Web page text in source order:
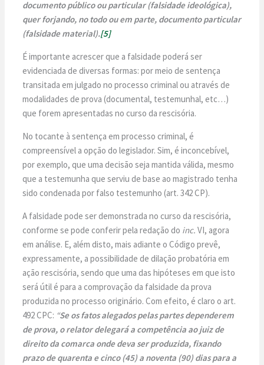
documento público ou particular (falsidade ideológica),
quer forjando, no todo ou em parte, documento particular
(falsidade material).[5]
É importante acrescer que a falsidade poderá ser
evidenciada de diversas formas: por meio de sentença
transitada em julgado no processo criminal ou através de
modalidades de prova (documental, testemunhal, etc…)
que forem apresentadas no curso da rescisória.
No tocante à sentença em processo criminal, é
compreensível a opção do legislador. Sim, é inconcebível,
por exemplo, que uma decisão seja mantida válida, mesmo
que a testemunha que serviu de base ao magistrado tenha
sido condenada por falso testemunho (art. 342 CP).
A falsidade pode ser demonstrada no curso da rescisória,
conforme se pode conferir pela redação do inc.VI, agora
em análise. E, além disto, mais adiante o Código prevê,
expressamente, a possibilidade de dilação probatória em
ação rescisória, sendo que uma das hipóteses em que isto
será útil é para a comprovação da falsidade da prova
produzida no processo originário. Com efeito, é claro o art.
492 CPC: “Se os fatos alegados pelas partes dependerem
de prova, o relator delegará a competência ao juiz de
direito da comarca onde deva ser produzida, fixando
prazo de quarenta e cinco (45) a noventa (90) dias para a